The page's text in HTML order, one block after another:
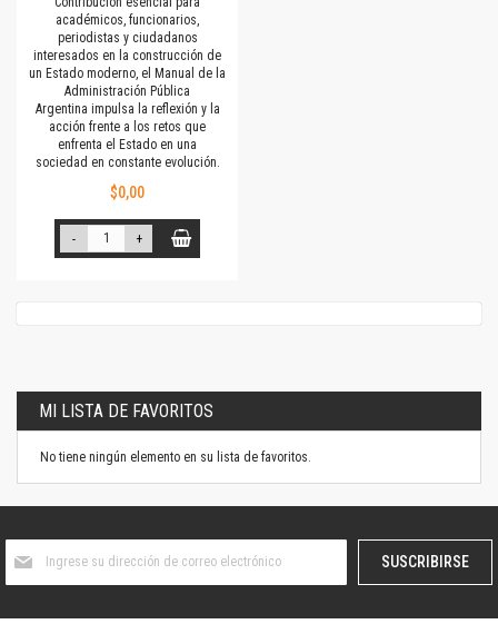
académicos, funcionarios,
periodistas y ciudadanos
interesados en la construcción de
un Estado moderno, el Manual de la
Administración Pública
Argentina impulsa la reflexión y la
acción frente a los retos que
enfrenta el Estado en una
sociedad en constante evolución.
$0,00
- +
MI LISTA DE FAVORITOS
No tiene ningún elemento en su lista de favoritos.
boletín
SUSCRIBIRSE